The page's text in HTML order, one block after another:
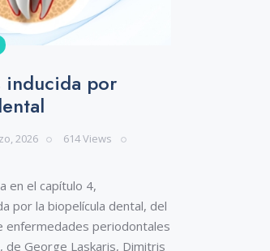
por
2026 614 Views
en el capítulo 4,
por la biopelícula dental, del
enfermedades periodontales
de George Laskaris, Dimitris